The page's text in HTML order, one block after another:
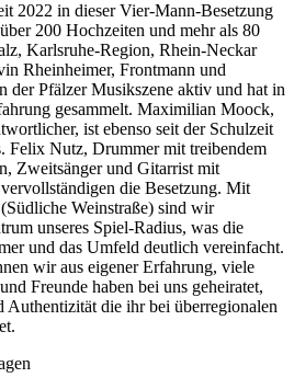
2022 in dieser Vier-Mann-Besetzung
200 Hochzeiten und mehr als 80
Karlsruhe-Region, Rhein-Neckar
Rheinheimer, Frontmann und
der Pfälzer Musikszene aktiv und hat in
gesammelt. Maximilian Moock,
ist ebenso seit der Schulzeit
Felix Nutz, Drummer mit treibendem
Zweitsänger und Gitarrist mit
die Besetzung. Mit
Weinstraße) sind wir
unseres Spiel-Radius, was die
und das Umfeld deutlich vereinfacht.
wir aus eigener Erfahrung, viele
Freunde haben bei uns geheiratet,
Authentizität die ihr bei überregionalen